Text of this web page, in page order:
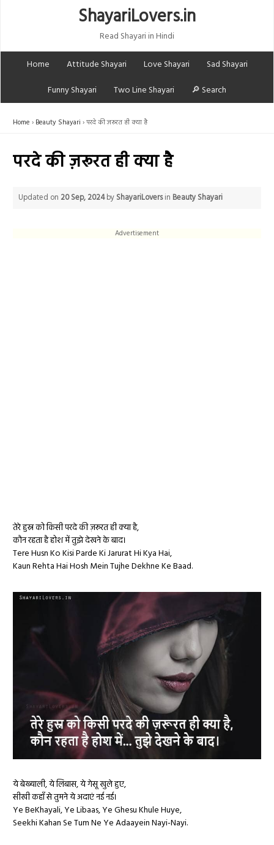
ShayariLovers.in
Read Shayari in Hindi
Home
Attitude Shayari Love Shayari
Sad Shayari
Funny Shayari
Two Line Shayari 🔎 Search
Home Beauty Shayari परदे की ज़रूरत ही क्या है
परदे की ज़रूरत ही क्या है
Updated on 20 Sep, 2024by ShayariLoversin Beauty Shayari
Advertisement
तेरे हुस्न को किसी परदे की ज़रूरत ही क्या है,
कौन रहता है होश में तुझे देखने के बाद।
Tere Husn Ko Kisi Parde Ki Jarurat Hi Kya Hai,
Kaun Rehta Hai Hosh Mein Tujhe Dekhne Ke Baad.
ये बेख्याली, ये लिबास, ये गेसू खुले हुए,
सीखी कहाँ से तुमने ये अदाएं नई नई।
Ye BeKhayali, Ye Libaas, Ye Ghesu Khule Huye,
Seekhi Kahan Se Tum Ne Ye Adaayein Nayi-Nayi.